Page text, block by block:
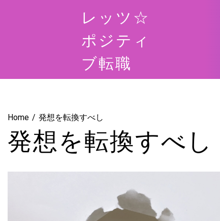
レッツ☆
ポジティ
ブ転職
Home 発想を転換すべし
発想を転換すべし